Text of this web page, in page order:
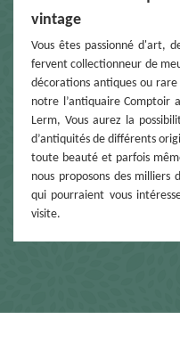
vintage
Vous êtes passionné d'art,
fervent collectionneur de
décorations antiques ou
notre l’antiquaire
Lerm, Vous aurez la
d’antiquités de différents
toute beauté et parfois
nous proposons des
qui pourraient vous
visite.